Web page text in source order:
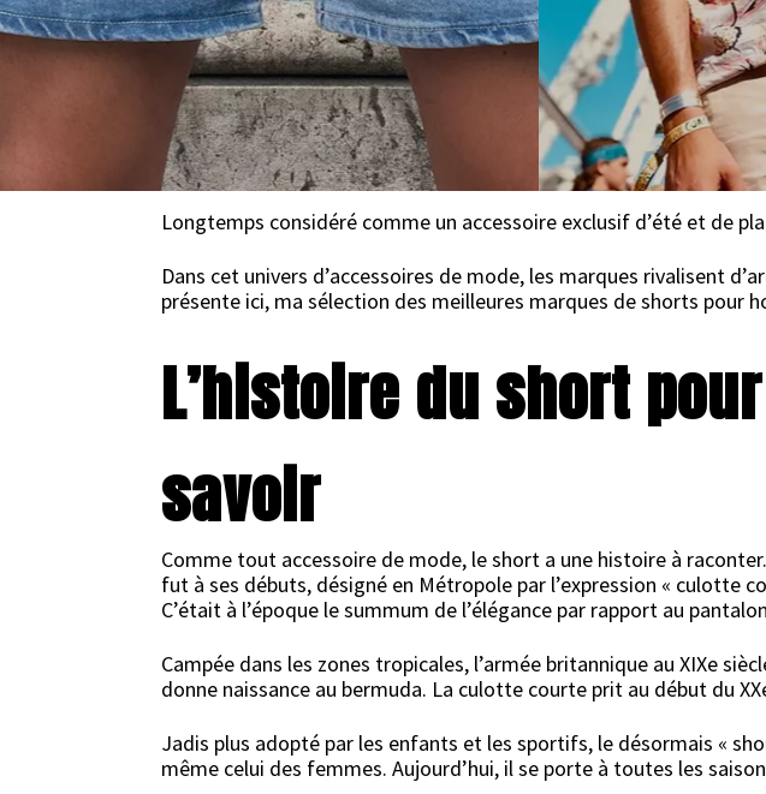
22 JUIN 2018
Longtemps considéré comme un accessoire exclusif d’été et de
Dans cet univers d’accessoires de mode, les marques rivalisent
présente ici, ma sélection des meilleures marques de shorts pour
L’histoire du short
savoir
Comme tout accessoire de mode, le short a une histoire à
fut à ses débuts, désigné en Métropole par l’expression « culotte
C’était à l’époque le summum de l’élégance par rapport au
Campée dans les zones tropicales, l’armée britannique au XIXe
donne naissance au bermuda. La culotte courte prit au début du
Jadis plus adopté par les enfants et les sportifs, le désormais «
même celui des femmes. Aujourd’hui, il se porte à toutes les